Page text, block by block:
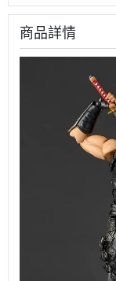
商品詳情